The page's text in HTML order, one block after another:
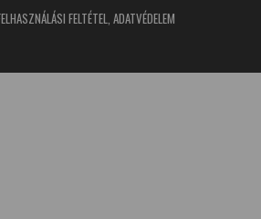
FELTÉTEL, ADATVÉDELEM